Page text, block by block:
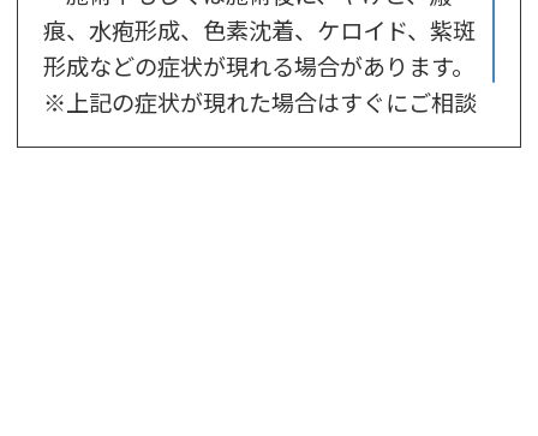
痕、水疱形成、色素沈着、ケロイド、紫斑
形成などの症状が現れる場合があります。
※上記の症状が現れた場合はすぐにご相談
ください。